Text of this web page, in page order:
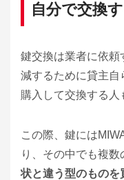
自分で交換
鍵交換は業者に依頼
減するために貸主自
購入して交換する人
この際、鍵には
り、その中でも複数
状と違う型のものを